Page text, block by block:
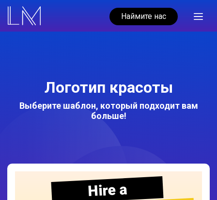
Наймите нас
Логотип красоты
Выберите шаблон, который подходит вам
больше!
Hire a